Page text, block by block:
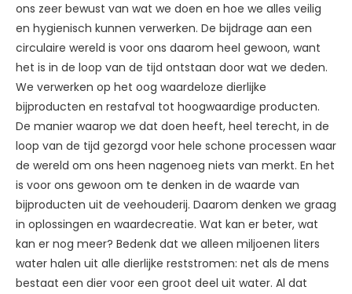
ons zeer bewust van wat we doen en hoe we alles veilig
en hygienisch kunnen verwerken. De bijdrage aan een
circulaire wereld is voor ons daarom heel gewoon, want
het is in de loop van de tijd ontstaan door wat we deden.
We verwerken op het oog waardeloze dierlijke
bijproducten en restafval tot hoogwaardige producten.
De manier waarop we dat doen heeft, heel terecht, in de
loop van de tijd gezorgd voor hele schone processen waar
de wereld om ons heen nagenoeg niets van merkt. En het
is voor ons gewoon om te denken in de waarde van
bijproducten uit de veehouderij. Daarom denken we graag
in oplossingen en waardecreatie. Wat kan er beter, wat
kan er nog meer? Bedenk dat we alleen miljoenen liters
water halen uit alle dierlijke reststromen: net als de mens
bestaat een dier voor een groot deel uit water. Al dat